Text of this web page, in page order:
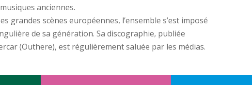
anciennes.
grandes scènes européennes, l’ensemble s’est imposé
de sa génération. Sa discographie, publiée
(Outhere), est régulièrement saluée par les médias.